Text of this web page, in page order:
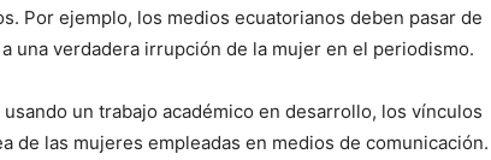
Por ejemplo, los medios ecuatorianos deben pasar de
a una verdadera irrupción de la mujer en el periodismo.
un trabajo académico en desarrollo, los vínculos
de las mujeres empleadas en medios de comunicación.